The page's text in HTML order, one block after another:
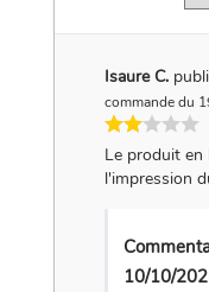
Isaure C.
commande du
Le produit en
l'impression
10/10/